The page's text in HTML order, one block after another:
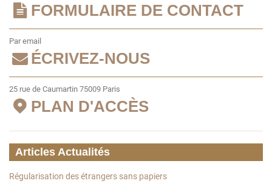
FORMULAIRE DE CONTACT
Par email
ÉCRIVEZ-NOUS
25 rue de Caumartin 75009 Paris
PLAN D'ACCÈS
Articles Actualités
Régularisation des étrangers sans papiers